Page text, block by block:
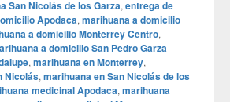
San Nicolás de los Garza, entrega de
Apodaca, marihuana a domicilio
a domicilio Monterrey Centro,
a domicilio San Pedro Garza
, marihuana en Monterrey,
Nicolás, marihuana en San Nicolás de los
medicinal Apodaca, marihuana